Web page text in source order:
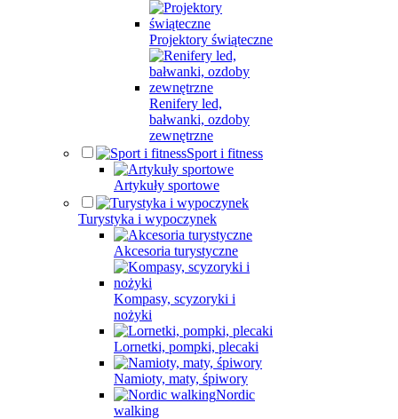
Projektory świąteczne
Renifery led,
bałwanki, ozdoby
zewnętrzne
Sport i fitness
Artykuły sportowe
Turystyka i wypoczynek
Akcesoria turystyczne
Kompasy, scyzoryki i
nożyki
Lornetki, pompki, plecaki
Namioty, maty, śpiwory
Nordic
walking